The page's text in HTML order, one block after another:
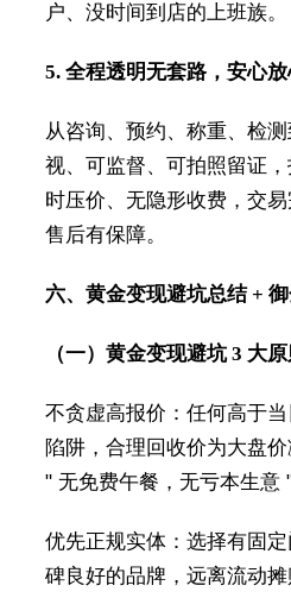
户、没时间到店的上班族。
5. 全程透明无套路，安心
从咨询、预约、称重、检
视、可监督、可拍照留证
时压价、无隐形收费，交易
售后有保障。
六、黄金变现避坑总结 +
（一）黄金变现避坑 3 大原
不贪虚高报价：任何高于
陷阱，合理回收价为大盘
" 无免费午餐，无亏本生意 "
优先正规实体：选择有固
碑良好的品牌，远离流动